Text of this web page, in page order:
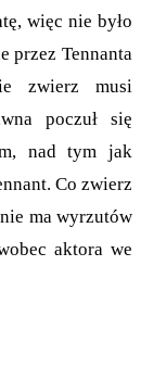
więc nie było
przez Tennanta
zwierz musi
poczuł się
nad tym jak
Co zwierz
ma wyrzutów
aktora we